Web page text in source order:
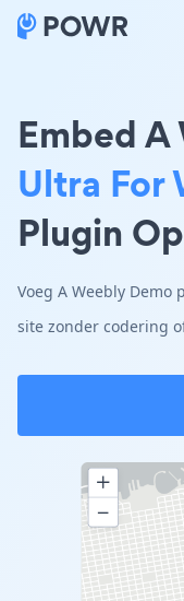
Embed
Ultra For
Plugin
Voeg A Weebly
site zonder codering